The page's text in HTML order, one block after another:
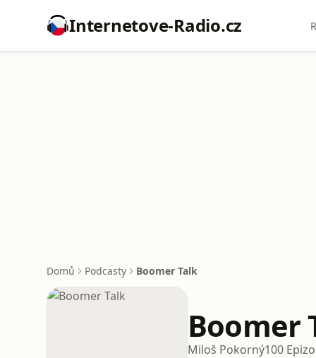
Internetove-Radio.cz
Domů Podcasty Boomer Talk
Boomer
Miloš Pokorný100